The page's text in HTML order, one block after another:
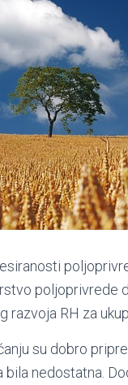
poljoprivrede
razvoja RH za
su dobro
bila nedostatna.